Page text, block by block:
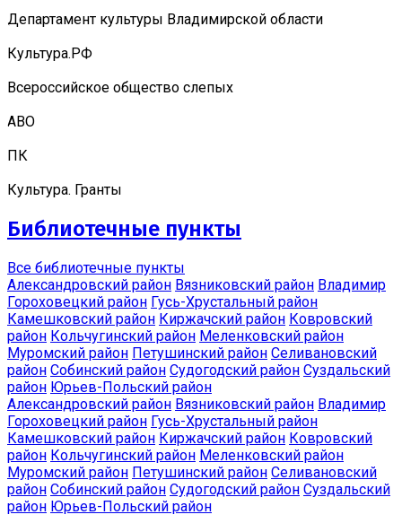
Департамент культуры Владимирской области
Культура.РФ
Всероссийское общество слепых
АВО
ПК
Культура. Гранты
Библиотечные пункты
Все библиотечные пункты
Александровский район Вязниковский район Владимир
Гороховецкий район Гусь-Хрустальный район
Камешковский район Киржачский район Ковровский
район Кольчугинский район Меленковский район
Муромский район Петушинский район Селивановский
район Собинский район Судогодский район Суздальский
район Юрьев-Польский район
Александровский район Вязниковский район Владимир
Гороховецкий район Гусь-Хрустальный район
Камешковский район Киржачский район Ковровский
район Кольчугинский район Меленковский район
Муромский район Петушинский район Селивановский
район Собинский район Судогодский район Суздальский
район Юрьев-Польский район